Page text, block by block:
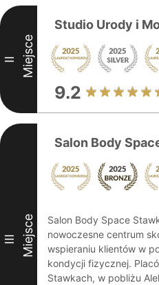
II Miejsce
Studio Urody i
9.2
III Miejsce
Salon Body
Salon Body Space
nowoczesne centrum
wspieraniu klientów w
kondycji fizycznej.
Stawkach, w pobliżu